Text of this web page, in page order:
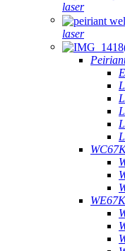
laser
laser
WE67K